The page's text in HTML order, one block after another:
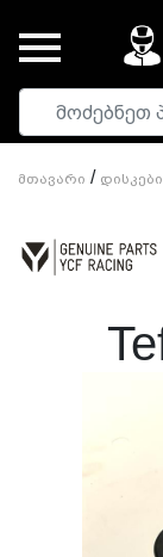
Მთავარი / Დისკები